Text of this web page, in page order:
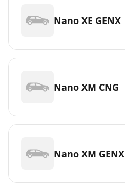
Nano XE GENX
Nano XM CNG
Nano XM GENX